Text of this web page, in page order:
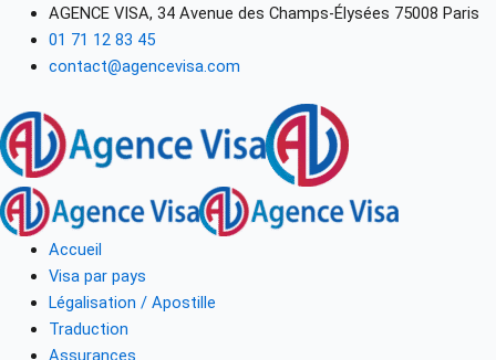
AGENCE VISA, 34 Avenue des Champs-Élysées 75008 Paris
01 71 12 83 45
contact@agencevisa.com
Accueil
Visa par pays
Légalisation / Apostille
Traduction
Assurances
Recherche
d'espace
réservé